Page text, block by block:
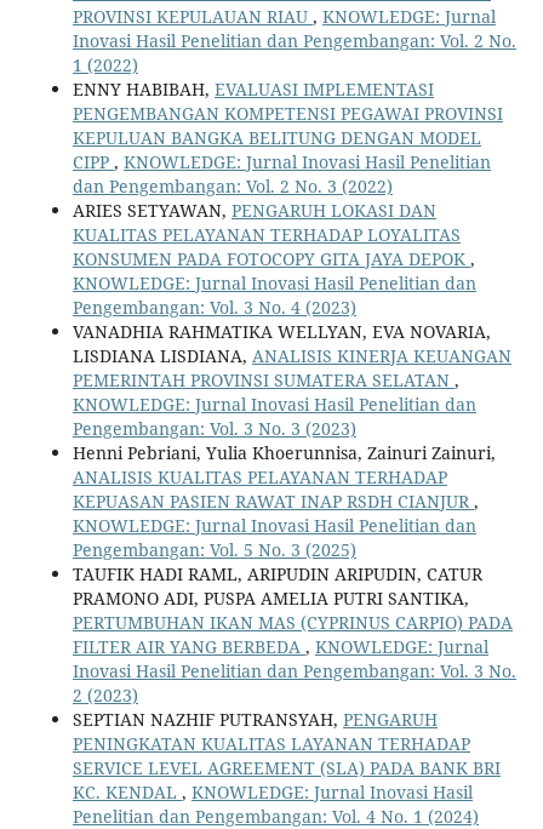
PROVINSI KEPULAUAN RIAU , KNOWLEDGE: Jurnal
Inovasi Hasil Penelitian dan Pengembangan: Vol. 2 No.
1 (2022)
ENNY HABIBAH, EVALUASI IMPLEMENTASI
PENGEMBANGAN KOMPETENSI PEGAWAI PROVINSI
KEPULUAN BANGKA BELITUNG DENGAN MODEL
CIPP , KNOWLEDGE: Jurnal Inovasi Hasil Penelitian
dan Pengembangan: Vol. 2 No. 3 (2022)
ARIES SETYAWAN, PENGARUH LOKASI DAN
KUALITAS PELAYANAN TERHADAP LOYALITAS
KONSUMEN PADA FOTOCOPY GITA JAYA DEPOK ,
KNOWLEDGE: Jurnal Inovasi Hasil Penelitian dan
Pengembangan: Vol. 3 No. 4 (2023)
VANADHIA RAHMATIKA WELLYAN, EVA NOVARIA,
LISDIANA LISDIANA, ANALISIS KINERJA KEUANGAN
PEMERINTAH PROVINSI SUMATERA SELATAN ,
KNOWLEDGE: Jurnal Inovasi Hasil Penelitian dan
Pengembangan: Vol. 3 No. 3 (2023)
Henni Pebriani, Yulia Khoerunnisa, Zainuri Zainuri,
ANALISIS KUALITAS PELAYANAN TERHADAP
KEPUASAN PASIEN RAWAT INAP RSDH CIANJUR ,
KNOWLEDGE: Jurnal Inovasi Hasil Penelitian dan
Pengembangan: Vol. 5 No. 3 (2025)
TAUFIK HADI RAML, ARIPUDIN ARIPUDIN, CATUR
PRAMONO ADI, PUSPA AMELIA PUTRI SANTIKA,
PERTUMBUHAN IKAN MAS (CYPRINUS CARPIO) PADA
FILTER AIR YANG BERBEDA , KNOWLEDGE: Jurnal
Inovasi Hasil Penelitian dan Pengembangan: Vol. 3 No.
2 (2023)
SEPTIAN NAZHIF PUTRANSYAH, PENGARUH
PENINGKATAN KUALITAS LAYANAN TERHADAP
SERVICE LEVEL AGREEMENT (SLA) PADA BANK BRI
KC. KENDAL , KNOWLEDGE: Jurnal Inovasi Hasil
Penelitian dan Pengembangan: Vol. 4 No. 1 (2024)